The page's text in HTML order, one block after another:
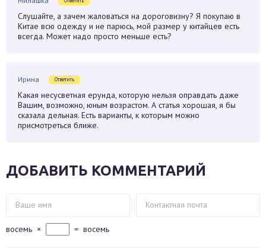
Слушайте, а зачем жаловаться на дороговизну? Я покупаю в
Китае всю одежду и не парюсь, мой размер у китайцев есть
всегда. Может надо просто меньше есть?
Ирина Ответить
Какая несусветная ерунда, которую нельзя оправдать даже
Вашим, возможно, юным возрастом. А статья хорошая, я бы
сказала дельная. Есть варианты, к которым можно
присмотреться ближе.
ДОБАВИТЬ КОММЕНТАРИЙ
восемь × = восемь